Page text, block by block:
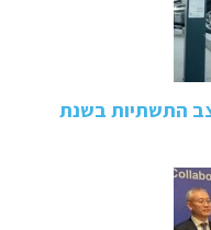
התשתיות בשנת